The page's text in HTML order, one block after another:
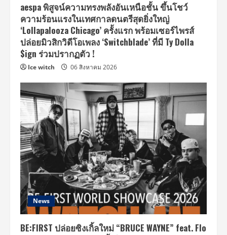
aespa พิสูจน์ความทรงพลังอันเหนือชั้น ขึ้นโชว์
ความร้อนแรงในเทศกาลดนตรีสุดยิ่งใหญ่
‘Lollapalooza Chicago’ ครั้งแรก พร้อมเซอร์ไพรส์
ปล่อยมิวสิกวิดีโอเพลง ‘Switchblade’ ที่มี Ty Dolla
$ign ร่วมปรากฏตัว !
Ice witch 06 สิงหาคม 2026
News
BE:FIRST ปล่อยซิงเกิ้ลใหม่ “BRUCE WAYNE” feat. Flo